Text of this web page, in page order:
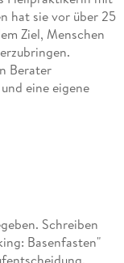
hat sie vor über 25
Ziel, Menschen
Berater
eine eigene
zusammen mit
alles zu finden
und ohne
Schreiben
Basenfasten"